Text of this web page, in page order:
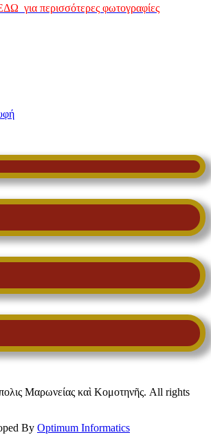
για περισσότερες φωτογραφίες
Μαρωνείας καὶ Κομοτηνῆς. All rights
By Optimum Informatics